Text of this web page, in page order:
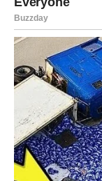
razmotriti
Osim CRP-a,
koji igra ključnu
osnovna funkcija
zatvaranju rana i
fibrinogena
stvaranje
opasnih stanja
povišene